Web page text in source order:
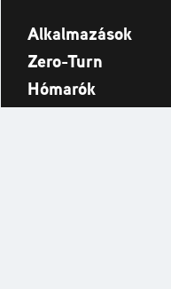
Alkalmazások
Zero-Turn
Hómarók